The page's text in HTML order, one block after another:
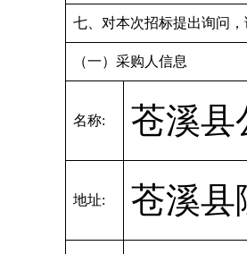
七、对本次招标提出询问
（一）采购人信息
名称: 苍溪县
地址: 苍溪县